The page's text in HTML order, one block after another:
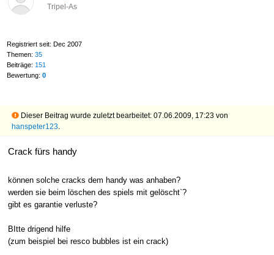
Tripel-As
Registriert seit: Dec 2007
Themen: 35
Beiträge: 151
Bewertung: 0
Dieser Beitrag wurde zuletzt bearbeitet: 07.06.2009, 17:23 von
hanspeter123
Crack fürs handy
können solche cracks dem handy was anhaben?
werden sie beim löschen des spiels mit gelöscht`?
gibt es garantie verluste?
BItte drigend hilfe
(zum beispiel bei resco bubbles ist ein crack)